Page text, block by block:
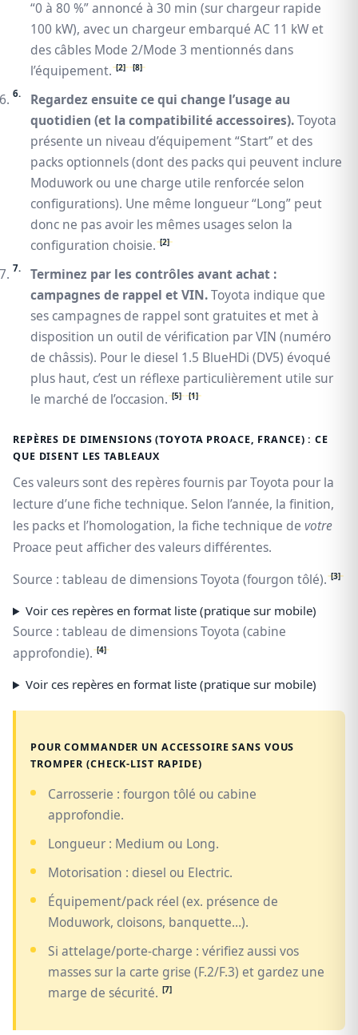
“0 à 80 %” annoncé à 30 min (sur chargeur rapide
100 kW), avec un chargeur embarqué AC 11 kW et
des câbles Mode 2/Mode 3 mentionnés dans
l’équipement. [2] [8]
Regardez ensuite ce qui change l’usage au
quotidien (et la compatibilité accessoires).Toyota
présente un niveau d’équipement “Start” et des
packs optionnels (dont des packs qui peuvent inclure
Moduwork ou une charge utile renforcée selon
configurations). Une même longueur “Long” peut
donc ne pas avoir les mêmes usages selon la
configuration choisie. [2]
Terminez par les contrôles avant achat :
campagnes de rappel et VIN.Toyota indique que
ses campagnes de rappel sont gratuites et met à
disposition un outil de vérification par VIN (numéro
de châssis). Pour le diesel 1.5 BlueHDi (DV5) évoqué
plus haut, c’est un réflexe particulièrement utile sur
le marché de l’occasion. [5] [1]
REPÈRES DE DIMENSIONS (TOYOTA PROACE, FRANCE) : CE
QUE DISENT LES TABLEAUX
Ces valeurs sont des repères fournis par Toyota pour la
lecture d’une fiche technique. Selon l’année, la finition,
les packs et l’homologation, la fiche technique de votre
Proace peut afficher des valeurs différentes.
Source : tableau de dimensions Toyota (fourgon tôlé). [3]
Voir ces repères en format liste (pratique sur mobile)
Source : tableau de dimensions Toyota (cabine
approfondie). [4]
Voir ces repères en format liste (pratique sur mobile)
POUR COMMANDER UN ACCESSOIRE SANS VOUS
TROMPER (CHECK-LIST RAPIDE)
Carrosserie : fourgon tôlé ou cabine
approfondie.
Longueur : Medium ou Long.
Motorisation : diesel ou Electric.
Équipement/pack réel (ex. présence de
Moduwork, cloisons, banquette…).
Si attelage/porte-charge : vérifiez aussi vos
masses sur la carte grise (F.2/F.3) et gardez une
marge de sécurité. [7]